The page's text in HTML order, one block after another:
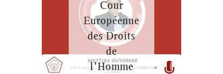
Cour
Européenne
des Droits
de
l’Homme